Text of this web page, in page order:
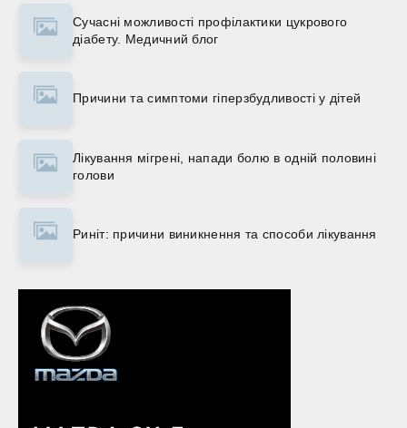
Сучасні можливості профілактики цукрового
діабету. Медичний блог
Причини та симптоми гіперзбудливості у дітей
Лікування мігрені, напади болю в одній половині
голови
Риніт: причини виникнення та способи лікування